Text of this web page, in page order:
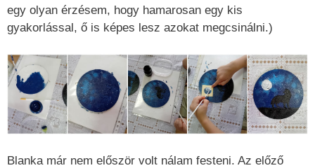
egy olyan érzésem, hogy hamarosan egy kis
gyakorlással, ő is képes lesz azokat megcsinálni.)
Blanka már nem először volt nálam festeni. Az előző